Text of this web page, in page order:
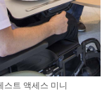
스트 액세스 미니